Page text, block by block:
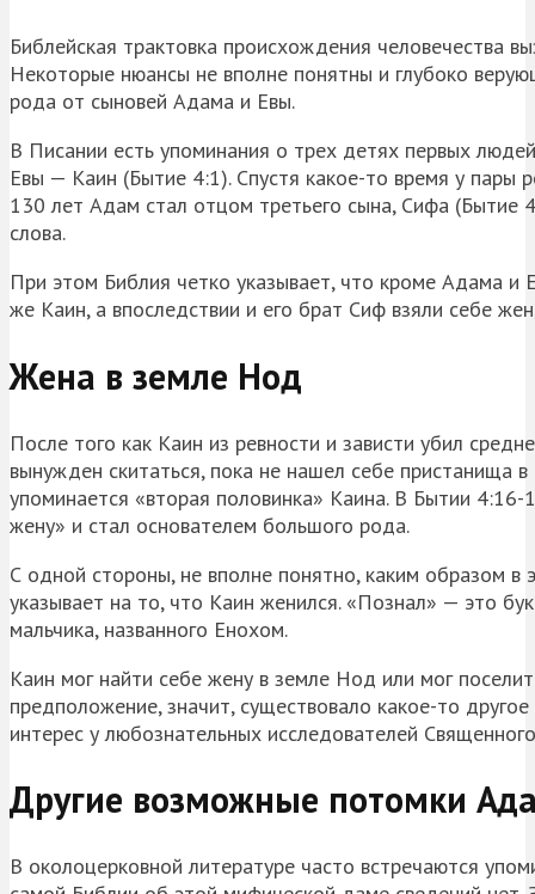
Библейская трактовка происхождения человечества
Некоторые нюансы не вполне понятны и глубоко
рода от сыновей Адама и Евы.
В Писании есть упоминания о трех детях первых
Евы — Каин (Бытие 4:1). Спустя какое-то время у пары
130 лет Адам стал отцом третьего сына, Сифа (Бытие
слова.
При этом Библия четко указывает, что кроме Адама
же Каин, а впоследствии и его брат Сиф взяли себе
Жена в земле Нод
После того как Каин из ревности и зависти убил
вынужден скитаться, пока не нашел себе пристанища
упоминается «вторая половинка» Каина. В Бытии
жену» и стал основателем большого рода.
С одной стороны, не вполне понятно, каким образом в
указывает на то, что Каин женился. «Познал» — это
мальчика, названного Енохом.
Каин мог найти себе жену в земле Нод или мог
предположение, значит, существовало какое-то
интерес у любознательных исследователей
Другие возможные потомки
В околоцерковной литературе часто встречаются